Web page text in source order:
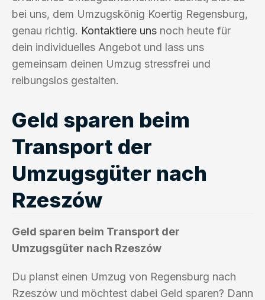
bei uns, dem Umzugskönig Koertig Regensburg,
genau richtig. Kontaktiere uns noch heute für
dein individuelles Angebot und lass uns
gemeinsam deinen Umzug stressfrei und
reibungslos gestalten.
Geld sparen beim
Transport der
Umzugsgüter nach
Rzeszów
Geld sparen beim Transport der
Umzugsgüter nach Rzeszów
Du planst einen Umzug von Regensburg nach
Rzeszów und möchtest dabei Geld sparen? Dann